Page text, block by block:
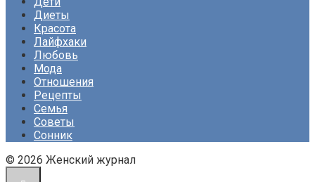
Диеты
Красота
Лайфхаки
Любовь
Мода
Отношения
Рецепты
Семья
Советы
Сонник
© 2026 Женский журнал